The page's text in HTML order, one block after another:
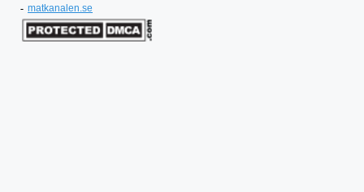
- matkanalen.se